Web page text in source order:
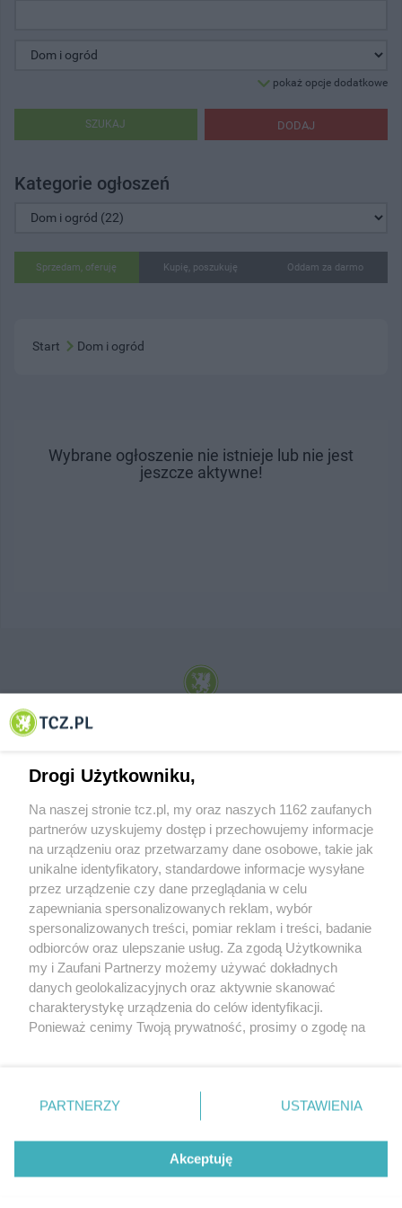
pokaż opcje dodatkowe
DODAJ
SZUKAJ
Kategorie ogłoszeń
Sprzedam, oferuję Kupię, poszukuję Oddam za darmo
Start Dom i ogród
Wybrane ogłoszenie nie istnieje lub nie jest
jeszcze aktywne!
© 2001-2026 Tczew - TCZ.PL Sp. z o.o. Internetowy Serwis Informacyjny Miasta
O FIRMIE POLITYKA PRYWATNOŚCI HOSTING
REKLAMA WSPÓŁPRACA RSS FACEBOOK KONTAKT
Nasze serwisy
Aktualności
Tcz24
Historia miasta
Muzyka i kultura
Archiwum wydarzeń
Zdjęcia miasta
Drogi Użytkowniku,
Na naszej stronie tcz.pl, my oraz naszych 1162 zaufanych
partnerów uzyskujemy dostęp i przechowujemy informacje
na urządzeniu oraz przetwarzamy dane osobowe, takie jak
unikalne identyfikatory, standardowe informacje wysyłane
przez urządzenie czy dane przeglądania w celu
zapewniania spersonalizowanych reklam, wybór
spersonalizowanych treści, pomiar reklam i treści, badanie
odbiorców oraz ulepszanie usług. Za zgodą Użytkownika
my i Zaufani Partnerzy możemy używać dokładnych
danych geolokalizacyjnych oraz aktywnie skanować
charakterystykę urządzenia do celów identyfikacji.
Ponieważ cenimy Twoją prywatność, prosimy o zgodę na
znajdujący się w lewym dolnym rogu strony
. Niektóre
przetwarzaniu. Preferencje będą miały zastosowania tylko
PARTNERZY USTAWIENIA
Akceptuję